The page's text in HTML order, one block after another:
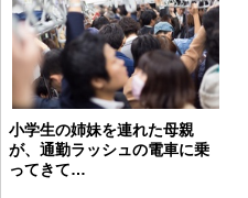
小学生の姉妹を連れた母親
が、通勤ラッシュの電車に乗
ってきて…